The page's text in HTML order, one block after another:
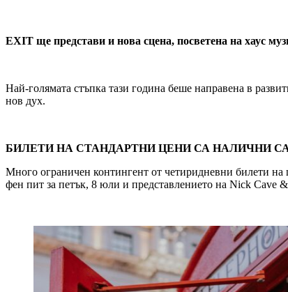
EXIT ще представи и нова сцена, посветена на хаус
Най-голямата стъпка тази година беше направена в
нов дух.
БИЛЕТИ НА СТАНДАРТНИ ЦЕНИ СА НАЛИЧНИ
Много ограничен контингент от четиридневни билети
фен пит за петък, 8 юли и представлението на Nick Cave